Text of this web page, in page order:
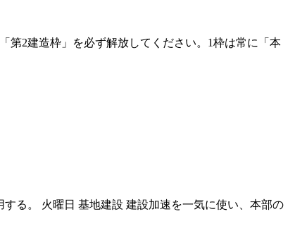
第2建造枠」を必ず解放してください。1枠は常に「本
る。 火曜日 基地建設 建設加速を一気に使い、本部の